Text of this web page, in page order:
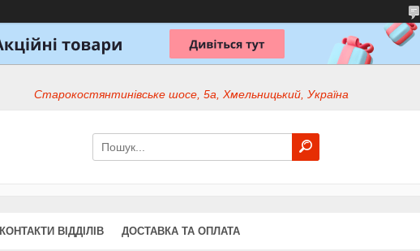
Старокостянтинівське шосе, 5а, Хмельницький, Україна
КОНТАКТИ ВІДДІЛІВ ДОСТАВКА ТА ОПЛАТА